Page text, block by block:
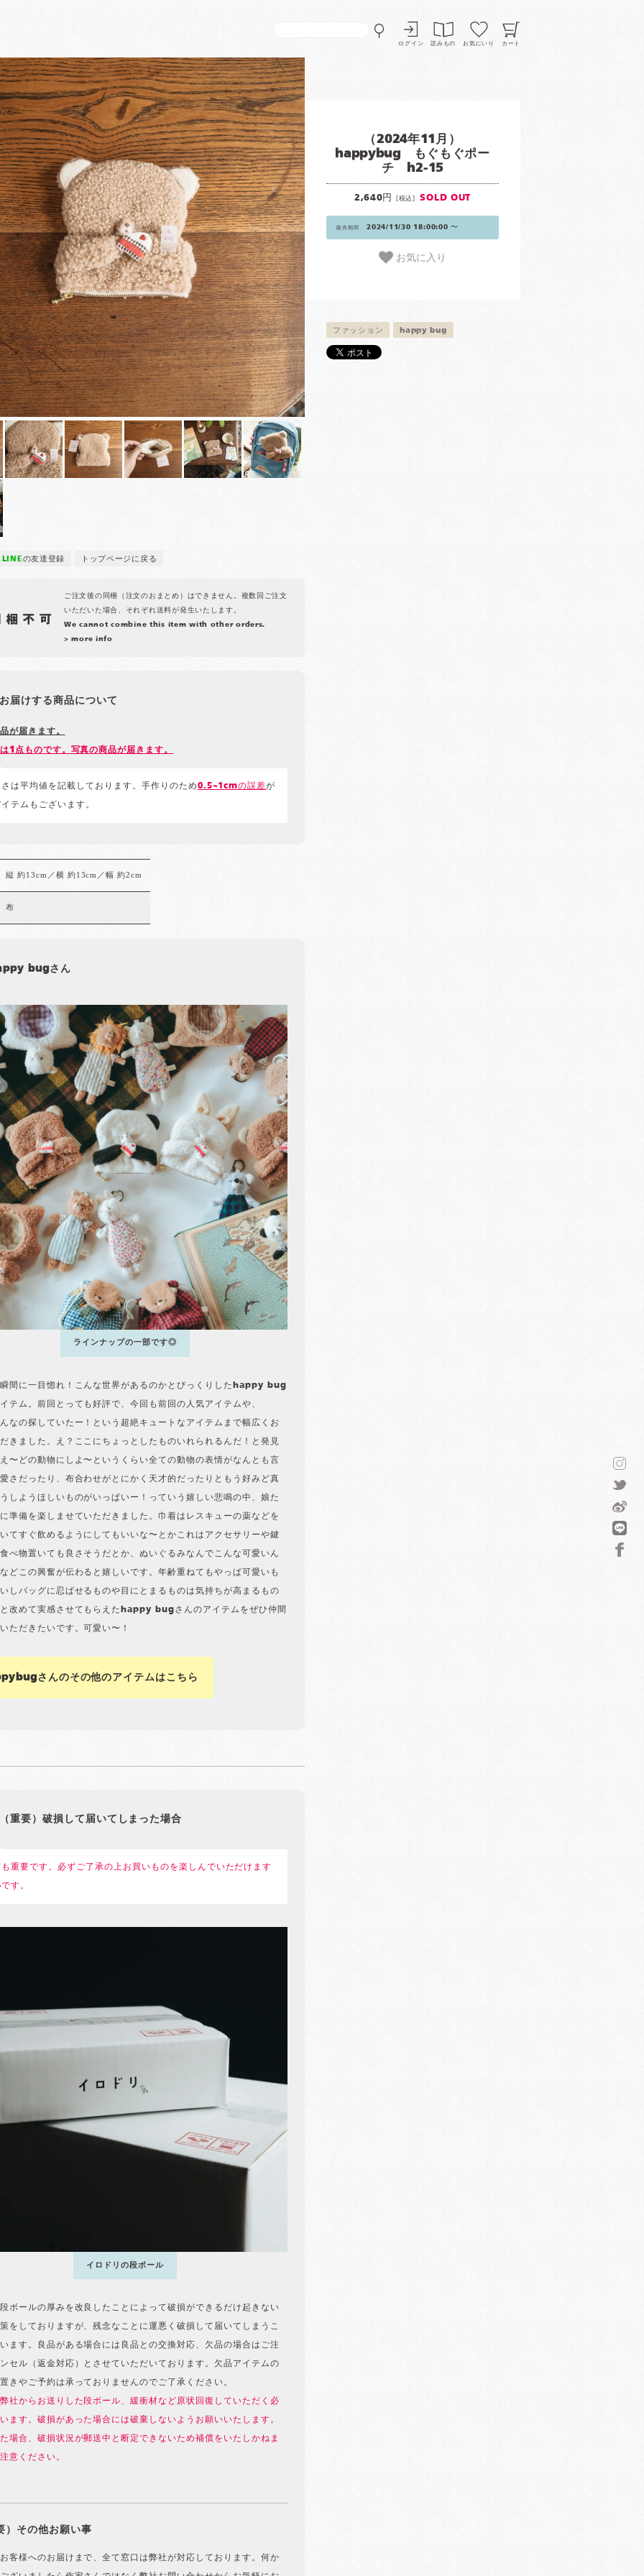
ログイン 読みもの お気にいり カート
LINEの友達登録 トップページに戻る
ご注文後の同梱（注文のおまとめ）はできません。複数回ご注文
いただいた場合、それぞれ送料が発生いたします。
We cannot combine this item with other orders.
> more info
（2024年11月）
happybug もぐもぐポー
チ h2-15
2,640円 [税込] SOLD OUT
販売期間 2024/11/30 18:00:00 〜
お気に入り
ファッション happy bug
届けする商品について
が届きます。
1点ものです。写真の商品が届きます。
は平均値を記載しております。手作りのため0.5~1cmの誤差が
テムもございます。
縦 約13cm／横 約13cm／幅 約2cm
布
bugさん
ラインナップの一部です◎
間に一目惚れ！こんな世界があるのかとびっくりしたhappy bug
テム。前回とっても好評で、今回も前回の人気アイテムや、
なの探していたー！という超絶キュートなアイテムまで幅広くお
きました。え？ここにちょっとしたものいれられるんだ！と発見
〜どの動物にしよ〜というくらい全ての動物の表情がなんとも言
さだったり、布合わせがとにかく天才的だったりともう好みど真
しようほしいものがいっぱいー！っていう嬉しい悲鳴の中、娘た
準備を楽しませていただきました。巾着はレスキューの薬などを
てすぐ飲めるようにしてもいいな〜とかこれはアクセサリーや鍵
べ物置いても良さそうだとか、ぬいぐるみなんでこんな可愛いん
どこの興奮が伝わると嬉しいです。年齢重ねてもやっぱ可愛いも
しバッグに忍ばせるものや目にとまるものは気持ちが高まるもの
改めて実感させてもらえたhappy bugさんのアイテムをぜひ仲間
ただきたいです。可愛い〜！
さんのその他のアイテムはこちら
重要）破損して届いてしまった場合
重要です。必ずご了承の上お買いものを楽しんでいただけます
す。
イロドリの段ボール
ボールの厚みを改良したことによって破損ができるだけ起きない
をしておりますが、残念なことに運悪く破損して届いてしまうこ
ます。良品がある場合には良品との交換対応、欠品の場合はご注
セル（返金対応）とさせていただいております。欠品アイテムの
きやご予約は承っておりませんのでご了承ください。
社からお送りした段ボール、緩衝材など原状回復していただく必
ます。破損があった場合には破棄しないようお願いいたします。
場合、破損状況が郵送中と断定できないため補償をいたしかねま
意ください。
その他お願い事
客様へのお届けまで、全て窓口は弊社が対応しております。何か